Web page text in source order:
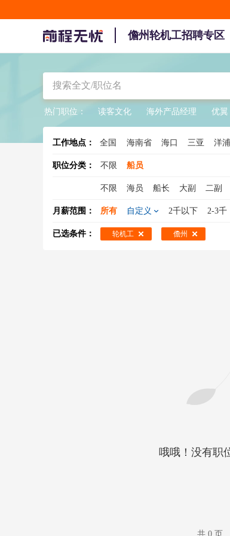
儋州轮机工招聘专区
热门职位： 读客文化 海外产品经理 优翼
工作地点： 全国 海南省 海口 三亚 洋
陵水
职位分类： 不限 船员
不限 海员 船长 大副 二副
三管轮
轮机助理 轮机 轮机长
月薪范围： 所有 自定义 2千以下 2-3千
已选条件： 轮机工 儋州
哦哦！没有职
共 0 页